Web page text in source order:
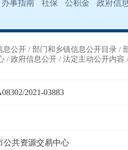
办事指南 社保 公积金 政府信
息公开 / 部门和乡镇信息公开目录 /
/ 政府信息公开 / 法定主动公开内容
2021-03883
公共资源交易中心